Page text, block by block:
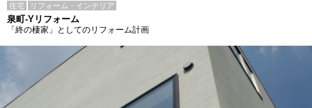
住宅 リフォーム・インテリア
泉町-Yリフォーム
「終の棲家」としてのリフォーム計画